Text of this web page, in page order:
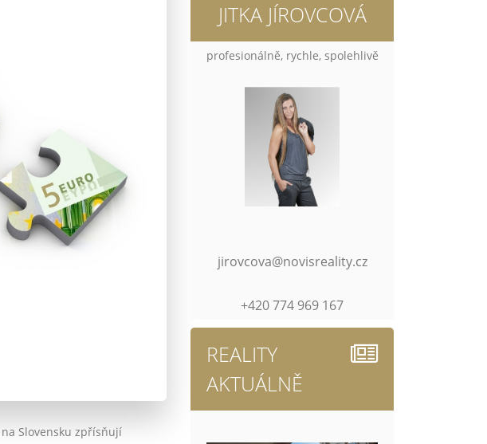
Slovensku zpřísňují
JITKA JÍROVCOVÁ
profesionálně, rychle, spolehlivě
jirovcova@novisreality.cz
+420 774 969 167
REALITY
AKTUÁLNĚ